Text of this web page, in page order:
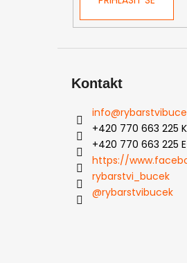
Kontakt
info@
+420 770 663 225
+420 770 663 225
https://
rybarstvi_bucek
@rybarstvibucek